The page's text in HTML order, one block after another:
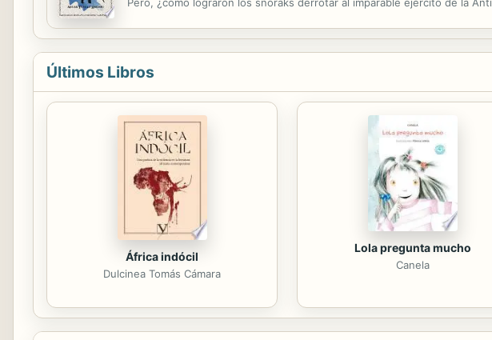
Últimos Libros
África indócil
Dulcinea Tomás Cámara
Lola pregunta mucho
Canela